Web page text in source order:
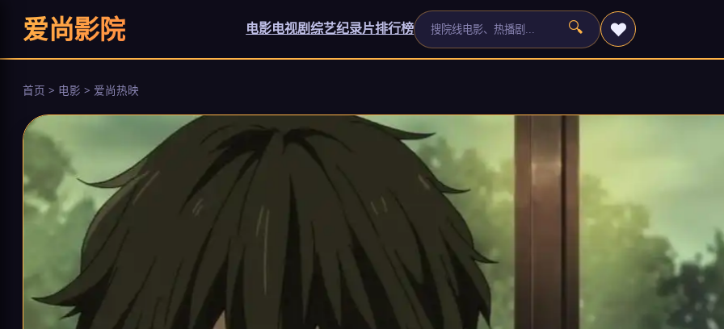
爱尚影院 电影电视剧综艺纪录片排行榜 🔍 ❤️
首页 > 电影 > 爱尚热映